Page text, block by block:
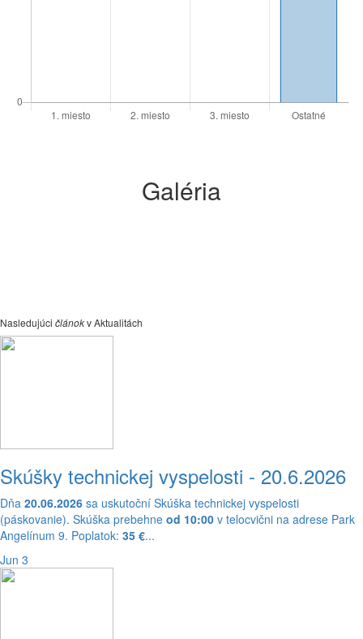
Galéria
Nasledujúci článokv Aktualitách
Skúšky technickej vyspelosti - 20.6.2026
Dňa 20.06.2026 sa uskutoční Skúška technickej vyspelosti
(páskovanie). Skúška prebehne od 10:00 v telocvični na adrese Park
Angelínum 9. Poplatok: 35 €...
Jun 3